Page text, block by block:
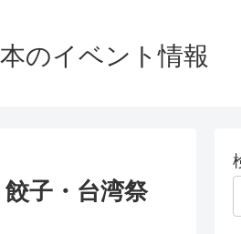
のイベント情報
子・台湾祭